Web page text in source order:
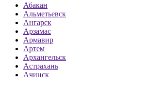
Абакан
Альметьевск
Ангарск
Арзамас
Армавир
Артем
Архангельск
Астрахань
Ачинск